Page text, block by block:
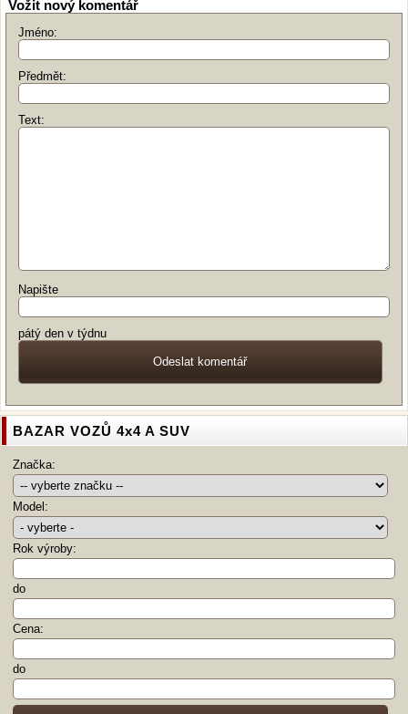
Vožit nový komentář
Jméno:
Předmět:
Text:
Napište
pátý den v týdnu
BAZAR VOZŮ 4x4 A SUV
Značka:
Model:
Rok výroby:
do
Cena:
do